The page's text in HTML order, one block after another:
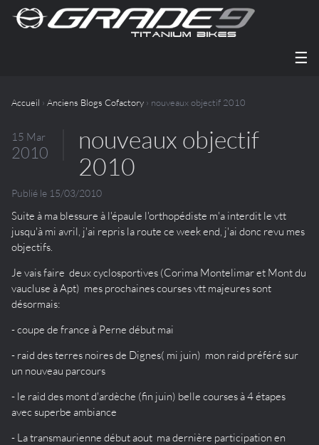
☰
Accueil › Anciens Blogs Cofactory › nouveaux objectif 2010
15 Mar
2010
nouveaux objectif
2010
Publié le 15/03/2010
Suite à ma blessure à l'épaule l'orthopédiste m'a interdit le vtt
jusqu'à mi avril, j'ai repris la route ce week end, j'ai donc revu mes
objectifs.
Je vais faire deux cyclosportives (Corima Montelimar et Mont du
vaucluse à Apt) mes prochaines courses vtt majeures sont
désormais:
- coupe de france à Perne début mai
- raid des terres noires de Dignes( mi juin) mon raid préféré sur
un nouveau parcours
- le raid des mont d'ardèche (fin juin) belle courses à 4 étapes
avec superbe ambiance
- La transmaurienne début aout ma dernière participation en